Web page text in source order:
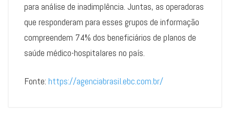
para análise de inadimplência. Juntas, as operadoras
que responderam para esses grupos de informação
compreendem 74% dos beneficiários de planos de
saúde médico-hospitalares no país.
Fonte: https://agenciabrasil.ebc.com.br/